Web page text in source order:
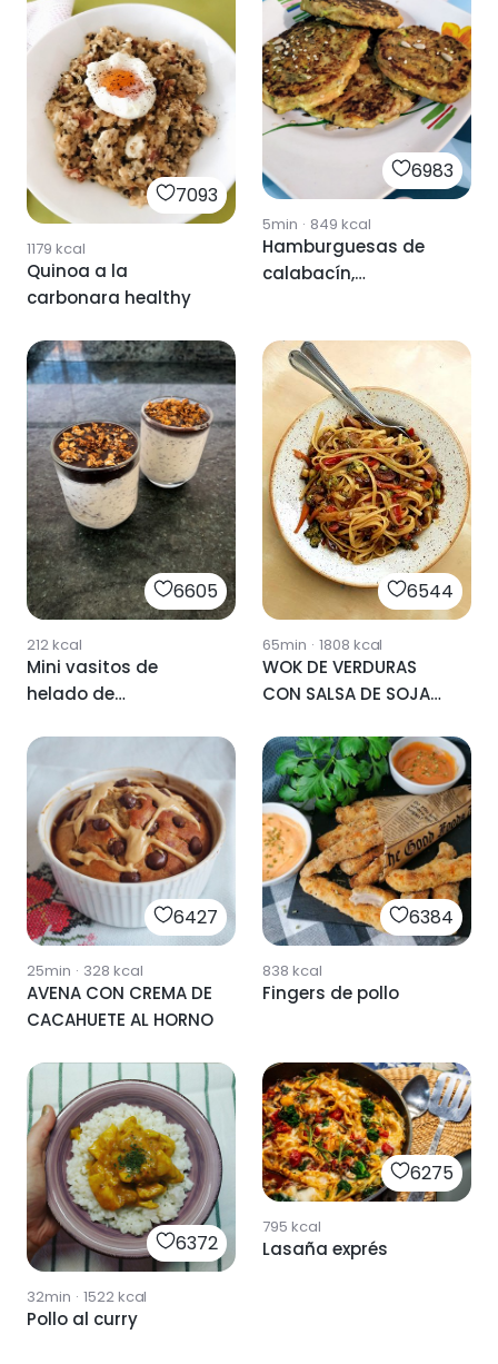
7093
1179 kcal
Quinoa a la
carbonara healthy
6983
5min · 849 kcal
Hamburguesas de
calabacín,
6605
212kcal
Mini vasitos de
helado de
realfood
6544
65min · 1808 kcal
WOK DE VERDURAS
CON SALSA DE SOJA
6427
25min · 328 kcal
AVENA CON CREMA DE
CACAHUETE AL HORNO
6384
838 kcal
Fingers de pollo
6372
32min · 1522kcal
Pollo al curry
6275
795 kcal
Lasaña exprés